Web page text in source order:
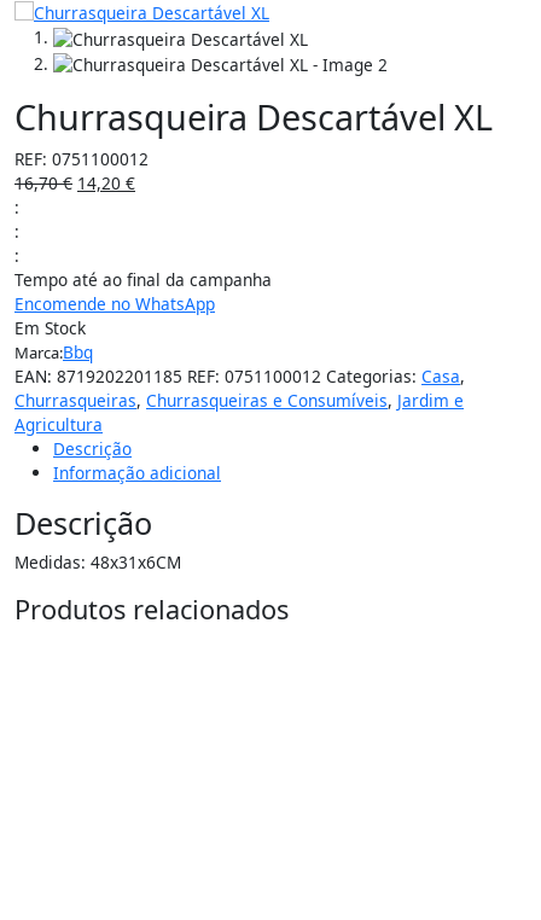
Churrasqueira Descartável XL
REF: 0751100012
16,70€ 14,20 €
:
:
:
Tempo até ao final da campanha
Encomende no WhatsApp
Em Stock
Marca:Bbq
EAN: 8719202201185 REF: 0751100012 Categorias: Casa,
Churrasqueiras, Churrasqueiras e Consumíveis, Jardim e
Agricultura
Descrição
Informação adicional
Descrição
Medidas: 48x31x6CM
Produtos relacionados